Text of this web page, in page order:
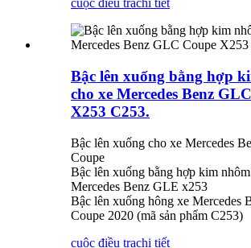
cuộc điều trachi tiết
Bậc lên xuống bằng hợp
cho xe Mercedes Benz
X253 C253.
Bậc lên xuống cho xe Mercedes
Coupe
Bậc lên xuống bằng hợp kim
Mercedes Benz GLE x253
Bậc lên xuống hông xe Mercedes
Coupe 2020 (mã sản phẩm C253)
cuộc điều trachi tiết